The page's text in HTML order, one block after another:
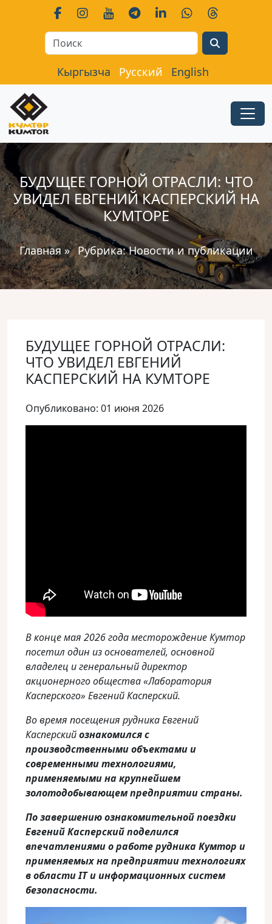
Кыргызча Русский English
БУДУЩЕЕ ГОРНОЙ ОТРАСЛИ: ЧТО
УВИДЕЛ ЕВГЕНИЙ КАСПЕРСКИЙ НА
КУМТОРЕ
Главная» Рубрика:Новости и публикации
БУДУЩЕЕ ГОРНОЙ ОТРАСЛИ:
ЧТО УВИДЕЛ ЕВГЕНИЙ
КАСПЕРСКИЙ НА КУМТОРЕ
Опубликовано: 01 июня 2026
В конце мая 2026 года месторождение Кумтор
посетил один из основателей, основной
владелец и генеральный директор
акционерного общества «Лаборатория
Касперского» Евгений Касперский.
Во время посещения рудника Евгений
Касперскийознакомился с
производственными объектами и
современными технологиями,
применяемыми на крупнейшем
золотодобывающем предприятии страны.
По завершению ознакомительной поездки
Евгений Касперский поделился
впечатлениями о работе рудника Кумтор и
применяемых на предприятии технологиях
в областиITи информационных систем
безопасности.